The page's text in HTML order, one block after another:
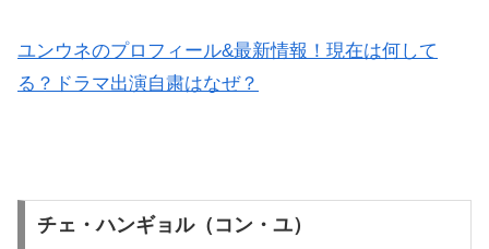
ユンウネのプロフィール&最新情報！現在は何して
る？ドラマ出演自粛はなぜ？
チェ・ハンギョル（コン・ユ）